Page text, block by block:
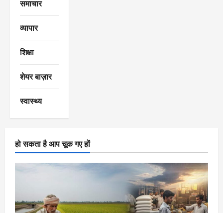
समाचार
व्यापार
शिक्षा
शेयर बाज़ार
स्वास्थ्य
हो सकता है आप चूक गए हों